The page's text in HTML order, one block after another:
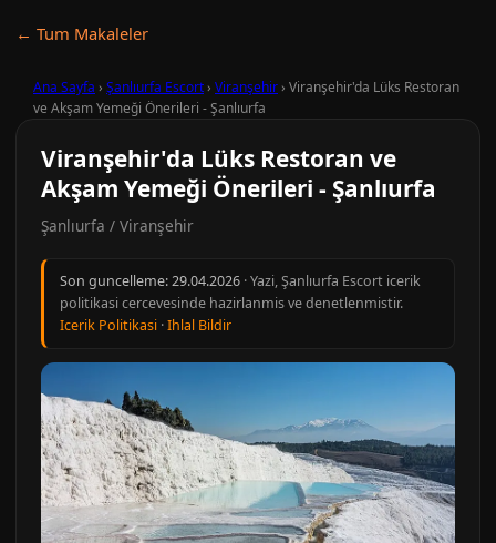
← Tum Makaleler
Ana Sayfa › Şanlıurfa Escort› Viranşehir› Viranşehir'da Lüks Restoran
ve Akşam Yemeği Önerileri - Şanlıurfa
Viranşehir'da Lüks Restoran ve
Akşam Yemeği Önerileri - Şanlıurfa
Şanlıurfa / Viranşehir
Son guncelleme:29.04.2026 · Yazi, Şanlıurfa Escort icerik
politikasi cercevesinde hazirlanmis ve denetlenmistir.
Icerik Politikasi ·Ihlal Bildir